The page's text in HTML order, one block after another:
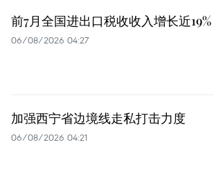
前7月全国进出口税收收入增长近19%
06/08/2026 04:27
加强西宁省边境线走私打击力度
06/08/2026 04:21